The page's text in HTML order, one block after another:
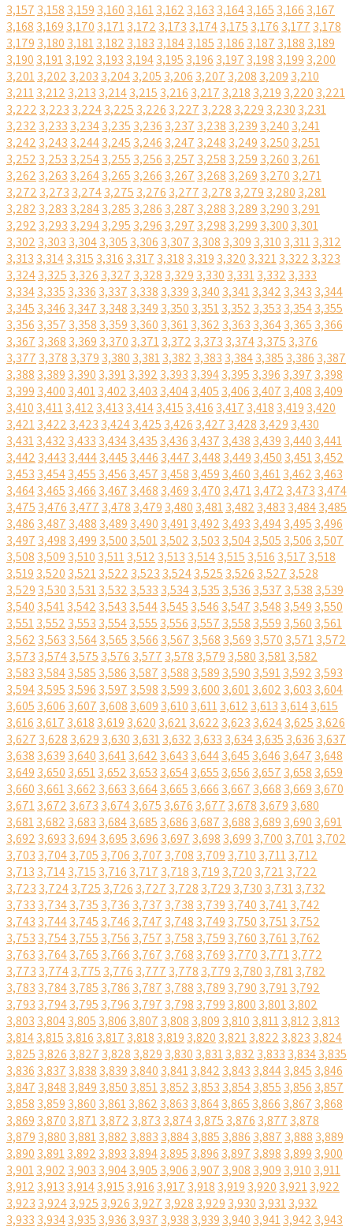
3,157 3,158 3,159 3,160 3,1613,162 3,163 3,1643,165 3,166 3,167
3,168 3,169 3,170 3,1713,172 3,173 3,1743,175 3,176 3,177 3,178
3,179 3,180 3,1813,182 3,183 3,1843,185 3,186 3,187 3,188 3,189
3,190 3,1913,192 3,193 3,1943,195 3,196 3,197 3,198 3,199 3,200
3,2013,202 3,203 3,2043,205 3,206 3,207 3,208 3,209 3,210
3,2113,212 3,213 3,2143,215 3,216 3,217 3,218 3,219 3,220 3,221
3,222 3,223 3,2243,225 3,226 3,227 3,228 3,229 3,230 3,231
3,232 3,233 3,2343,235 3,236 3,237 3,238 3,239 3,240 3,241
3,242 3,243 3,2443,245 3,246 3,247 3,248 3,249 3,250 3,251
3,252 3,253 3,2543,255 3,256 3,257 3,258 3,259 3,260 3,261
3,262 3,263 3,2643,265 3,266 3,267 3,268 3,269 3,270 3,271
3,272 3,273 3,2743,275 3,276 3,277 3,278 3,279 3,280 3,281
3,282 3,283 3,2843,285 3,286 3,287 3,288 3,289 3,290 3,291
3,292 3,293 3,2943,295 3,296 3,297 3,298 3,299 3,300 3,301
3,302 3,303 3,3043,305 3,306 3,307 3,308 3,309 3,310 3,3113,312
3,313 3,3143,315 3,316 3,317 3,318 3,319 3,320 3,3213,322 3,323
3,3243,325 3,326 3,327 3,328 3,329 3,330 3,3313,332 3,333
3,3343,335 3,336 3,337 3,338 3,339 3,340 3,3413,342 3,343 3,344
3,345 3,346 3,347 3,348 3,349 3,350 3,3513,352 3,353 3,3543,355
3,356 3,357 3,358 3,359 3,360 3,3613,362 3,363 3,3643,365 3,366
3,367 3,368 3,369 3,370 3,3713,372 3,373 3,3743,375 3,376
3,377 3,378 3,379 3,380 3,3813,382 3,383 3,3843,385 3,386 3,387
3,388 3,389 3,390 3,3913,392 3,393 3,3943,395 3,396 3,397 3,398
3,399 3,400 3,4013,402 3,403 3,4043,405 3,406 3,407 3,408 3,409
3,410 3,4113,412 3,413 3,4143,415 3,416 3,417 3,418 3,419 3,420
3,4213,422 3,423 3,4243,425 3,426 3,427 3,428 3,429 3,430
3,4313,432 3,433 3,4343,435 3,436 3,437 3,438 3,439 3,440 3,441
3,442 3,443 3,4443,445 3,446 3,447 3,448 3,449 3,450 3,4513,452
3,453 3,4543,455 3,456 3,457 3,458 3,459 3,460 3,4613,462 3,463
3,4643,465 3,466 3,467 3,468 3,469 3,470 3,4713,472 3,473 3,474
3,475 3,476 3,477 3,478 3,479 3,480 3,4813,482 3,483 3,4843,485
3,486 3,487 3,488 3,489 3,490 3,4913,492 3,493 3,4943,495 3,496
3,497 3,498 3,499 3,500 3,5013,502 3,503 3,5043,505 3,506 3,507
3,508 3,509 3,510 3,5113,512 3,513 3,5143,515 3,516 3,517 3,518
3,519 3,520 3,5213,522 3,523 3,5243,525 3,526 3,527 3,528
3,529 3,530 3,5313,532 3,533 3,5343,535 3,536 3,537 3,538 3,539
3,540 3,5413,542 3,543 3,5443,545 3,546 3,547 3,548 3,549 3,550
3,5513,552 3,553 3,5543,555 3,556 3,557 3,558 3,559 3,560 3,561
3,562 3,563 3,5643,565 3,566 3,567 3,568 3,569 3,570 3,5713,572
3,573 3,5743,575 3,576 3,577 3,578 3,579 3,580 3,5813,582
3,583 3,5843,585 3,586 3,587 3,588 3,589 3,590 3,5913,592 3,593
3,5943,595 3,596 3,597 3,598 3,599 3,600 3,6013,602 3,603 3,604
3,605 3,606 3,607 3,608 3,609 3,610 3,6113,612 3,613 3,6143,615
3,616 3,617 3,618 3,619 3,620 3,6213,622 3,623 3,6243,625 3,626
3,627 3,628 3,629 3,630 3,6313,632 3,633 3,6343,635 3,636 3,637
3,638 3,639 3,640 3,6413,642 3,643 3,6443,645 3,646 3,647 3,648
3,649 3,650 3,6513,652 3,653 3,6543,655 3,656 3,657 3,658 3,659
3,660 3,6613,662 3,663 3,6643,665 3,666 3,667 3,668 3,669 3,670
3,6713,672 3,673 3,6743,675 3,676 3,677 3,678 3,679 3,680
3,6813,682 3,683 3,6843,685 3,686 3,687 3,688 3,689 3,690 3,691
3,692 3,693 3,6943,695 3,696 3,697 3,698 3,699 3,700 3,7013,702
3,703 3,7043,705 3,706 3,707 3,708 3,709 3,710 3,7113,712
3,713 3,7143,715 3,716 3,717 3,718 3,719 3,720 3,7213,722
3,723 3,7243,725 3,726 3,727 3,728 3,729 3,730 3,7313,732
3,733 3,7343,735 3,736 3,737 3,738 3,739 3,740 3,7413,742
3,743 3,7443,745 3,746 3,747 3,748 3,749 3,750 3,7513,752
3,753 3,7543,755 3,756 3,757 3,758 3,759 3,760 3,7613,762
3,763 3,7643,765 3,766 3,767 3,768 3,769 3,770 3,7713,772
3,773 3,7743,775 3,776 3,777 3,778 3,779 3,780 3,7813,782
3,783 3,7843,785 3,786 3,787 3,788 3,789 3,790 3,7913,792
3,793 3,7943,795 3,796 3,797 3,798 3,799 3,800 3,8013,802
3,803 3,8043,805 3,806 3,807 3,808 3,809 3,810 3,8113,812 3,813
3,8143,815 3,816 3,817 3,818 3,819 3,820 3,8213,822 3,823 3,824
3,825 3,826 3,827 3,828 3,829 3,830 3,8313,832 3,833 3,8343,835
3,836 3,837 3,838 3,839 3,840 3,8413,842 3,843 3,8443,845 3,846
3,847 3,848 3,849 3,850 3,8513,852 3,853 3,8543,855 3,856 3,857
3,858 3,859 3,860 3,8613,862 3,863 3,8643,865 3,866 3,867 3,868
3,869 3,870 3,8713,872 3,873 3,8743,875 3,876 3,877 3,878
3,879 3,880 3,8813,882 3,883 3,8843,885 3,886 3,887 3,888 3,889
3,890 3,8913,892 3,893 3,8943,895 3,896 3,897 3,898 3,899 3,900
3,9013,902 3,903 3,9043,905 3,906 3,907 3,908 3,909 3,910 3,911
3,912 3,913 3,9143,915 3,916 3,917 3,918 3,919 3,920 3,9213,922
3,923 3,9243,925 3,926 3,927 3,928 3,929 3,930 3,9313,932
3,933 3,9343,935 3,936 3,937 3,938 3,939 3,940 3,9413,942 3,943